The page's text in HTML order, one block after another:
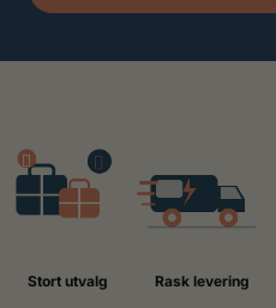
Stort utvalg Rask levering